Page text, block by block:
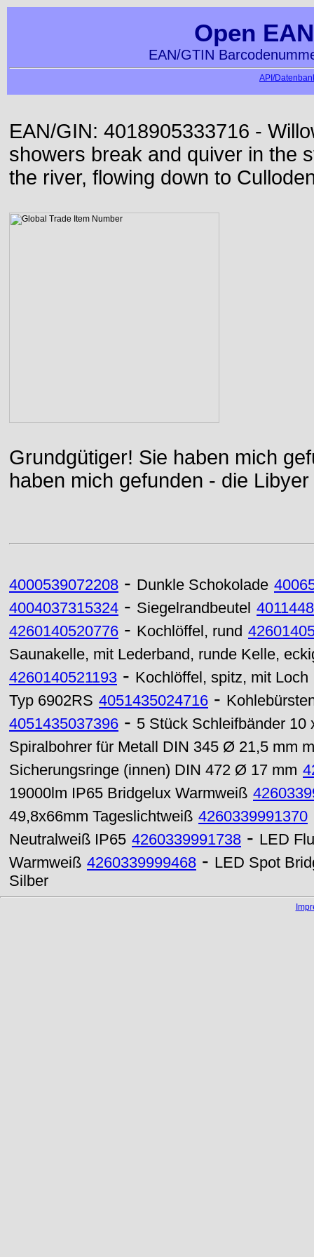
Open
EAN/GTIN
API/
EAN/GIN: 4018905333716 -
showers break and quiver in the
the river, flowing down to
Grundgütiger! Sie haben mich
haben mich gefunden - die
4000539072208 - Dunkle Schokolade
4004037315324 - Siegelrandbeutel
4260140520776 - Kochlöffel, rund
Saunakelle, mit Lederband, runde Kelle,
4260140521193 - Kochlöffel, spitz, mit Loch
Typ 6902RS 4051435024716 -
4051435037396 - 5 Stück Schleifbänder 10
Spiralbohrer für Metall DIN 345 Ø 21,5 mm
Sicherungsringe (innen) DIN 472 Ø 17 mm
19000lm IP65 Bridgelux Warmweiß
49,8x66mm Tageslichtweiß 4260339991370
Neutralweiß IP65 4260339991738 - LED
Warmweiß 4260339999468 - LED Spot
Silber